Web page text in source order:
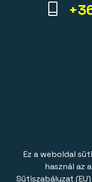
Ez a weboldal
használ az
Sütiszabályzat (EU)